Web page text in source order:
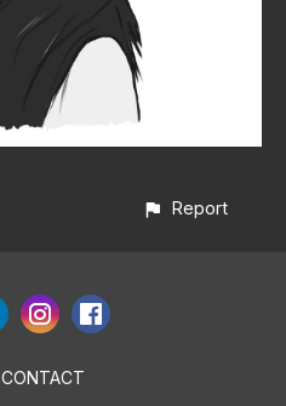
Report
CONTACT